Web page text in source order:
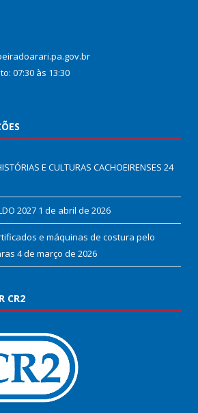
07:30 às 13:30
E CULTURAS CACHOEIRENSES 24
2027 1 de abril de 2026
e máquinas de costura pelo
4 de março de 2026
CR2